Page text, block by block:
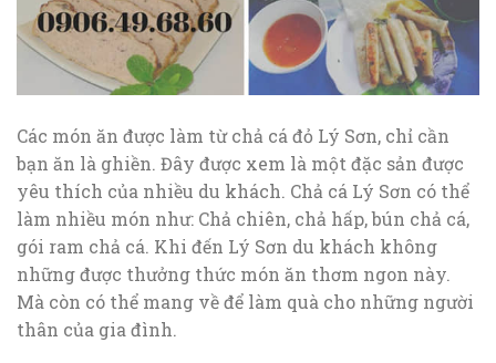
Các món ăn được làm từ chả cá đỏ Lý Sơn, chỉ cần
bạn ăn là ghiền. Đây được xem là một đặc sản được
yêu thích của nhiều du khách. Chả cá Lý Sơn có thể
làm nhiều món như: Chả chiên, chả hấp, bún chả cá,
gói ram chả cá. Khi đến Lý Sơn du khách không
những được thưởng thức món ăn thơm ngon này.
Mà còn có thể mang về để làm quà cho những người
thân của gia đình.